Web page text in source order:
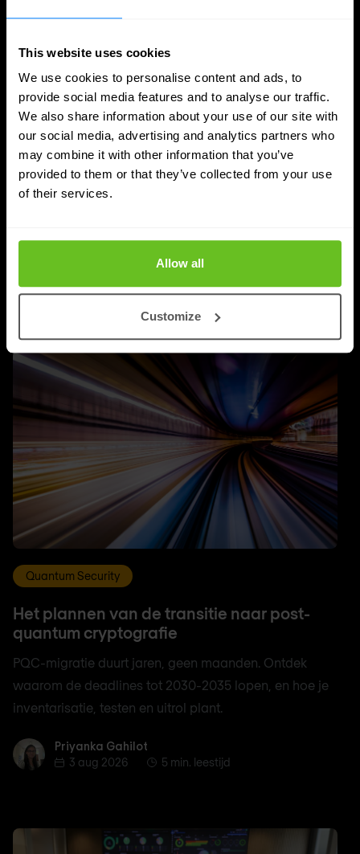
This website uses cookies
We use cookies to personalise content and ads, to
provide social media features and to analyse our traffic.
We also share information about your use of our site with
our social media, advertising and analytics partners who
may combine it with other information that you’ve
provided to them or that they’ve collected from your use
of their services.
Allow all
Customize
Identity management
IAM, IGA en PAM: wat is het verschil en
welke oplossing heb je nodig?
Het verschil tussen IAM, IGA en PAM uitgelegd: wat
Quantum Security
Het plannen van de transitie naar post-
quantum cryptografie
PQC-migratie duurt jaren, geen maanden. Ontdek
waarom de deadlines tot 2030-2035 lopen, en hoe je
inventarisatie, testen en uitrol plant.
Priyanka Gahilot
Priyanka Gahilot
3 aug 2026
5 min. leestijd